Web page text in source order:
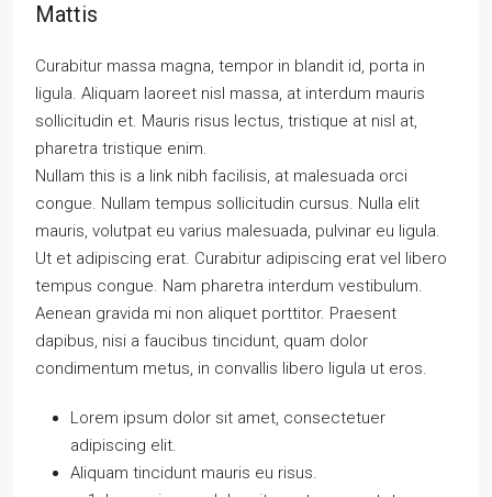
Mattis
Curabitur massa magna, tempor in blandit id, porta in
ligula. Aliquam laoreet nisl massa, at interdum mauris
sollicitudin et. Mauris risus lectus, tristique at nisl at,
pharetra tristique enim.
Nullam this is a link nibh facilisis, at malesuada orci
congue. Nullam tempus sollicitudin cursus. Nulla elit
mauris, volutpat eu varius malesuada, pulvinar eu ligula.
Ut et adipiscing erat. Curabitur adipiscing erat vel libero
tempus congue. Nam pharetra interdum vestibulum.
Aenean gravida mi non aliquet porttitor. Praesent
dapibus, nisi a faucibus tincidunt, quam dolor
condimentum metus, in convallis libero ligula ut eros.
Lorem ipsum dolor sit amet, consectetuer
adipiscing elit.
Aliquam tincidunt mauris eu risus.